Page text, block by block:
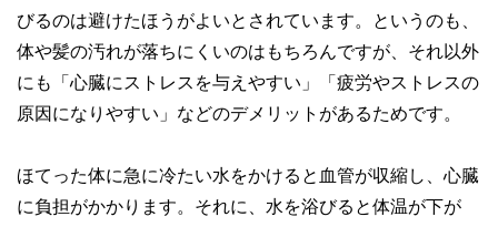
びるのは避けたほうがよいとされています。というのも、
体や髪の汚れが落ちにくいのはもちろんですが、それ以外
にも「心臓にストレスを与えやすい」「疲労やストレスの
原因になりやすい」などのデメリットがあるためです。
ほてった体に急に冷たい水をかけると血管が収縮し、心臓
に負担がかかります。それに、水を浴びると体温が下が